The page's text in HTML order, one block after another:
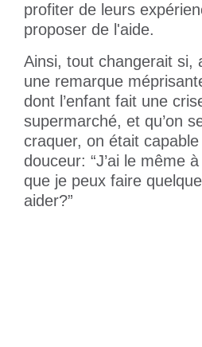
profiter de leurs
proposer de l'aide.
Ainsi, tout changerait si,
une remarque
dont l’enfant fait une
supermarché, et qu’on
craquer, on était
douceur: “J’ai le même
que je peux faire
aider?”